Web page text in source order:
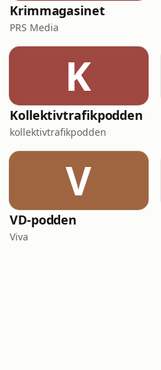
Krimmagasinet
PRS Media
K
Kollektivtrafikpodden
kollektivtrafikpodden
V
VD-podden
Viva